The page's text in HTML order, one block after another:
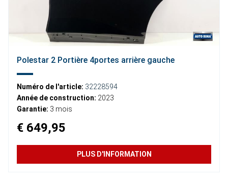
Polestar 2 Portière 4portes arrière gauche
Numéro de l'article: 32228594
Année de construction: 2023
Garantie: 3 mois
€ 649,95
PLUS D'INFORMATION